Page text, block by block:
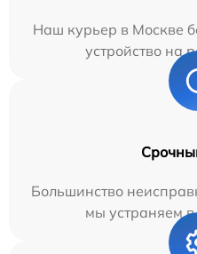
Наш курьер в Москве
устройство на
Большинство
мы устраняем в